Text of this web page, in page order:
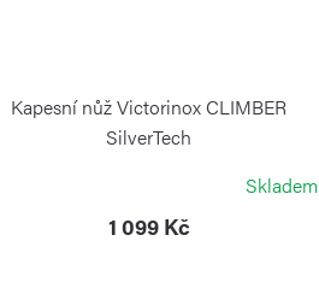
Kapesní nůž Victorinox CLIMBER
SilverTech
Skladem
1 099 Kč